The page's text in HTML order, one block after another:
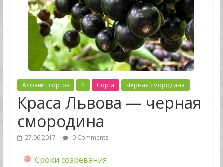
Алфавит сортов К Сорта Черная смородина
Краса Львова — черная
смородина
27.06.2017 0 Comments
Сроки созревания